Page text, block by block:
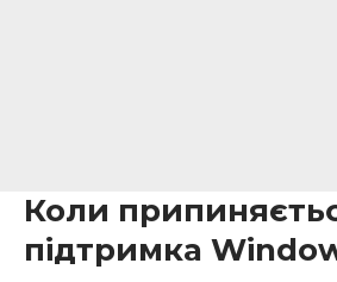
Коли
підтримка